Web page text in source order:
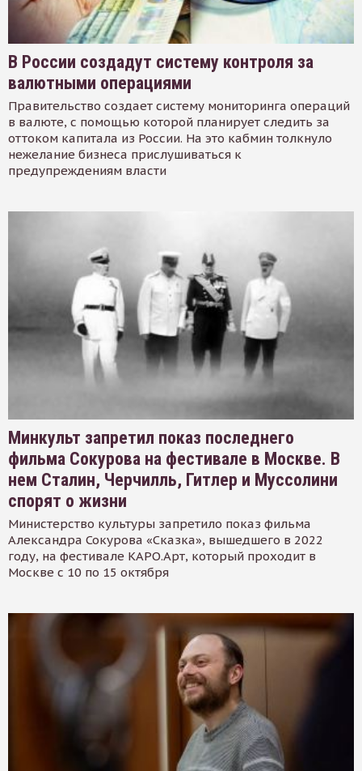
В России создадут систему контроля за
валютными операциями
Правительство создает систему мониторинга операций
в валюте, с помощью которой планирует следить за
оттоком капитала из России. На это кабмин толкнуло
нежелание бизнеса прислушиваться к
предупреждениям власти
Минкульт запретил показ последнего
фильма Сокурова на фестивале в Москве. В
нем Сталин, Черчилль, Гитлер и Муссолини
спорят о жизни
Министерство культуры запретило показ фильма
Александра Сокурова «Сказка», вышедшего в 2022
году, на фестивале КАРО.Арт, который проходит в
Москве с 10 по 15 октября